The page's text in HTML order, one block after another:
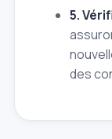
5.
des